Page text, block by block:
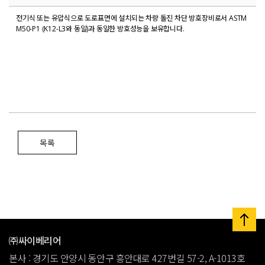
전기식 또는 유압식으로 도로표면에 설치되는 차량 돌진 차단 방호장비로서 ASTM
M50-P1 (K12-L3와 동일)과 동일한 방호성능을 보유합니다.
목록
㈜싸이베리어
본사 : 경기도 안양시 동안구 흥안대로 427번길 57-2, A-1013호